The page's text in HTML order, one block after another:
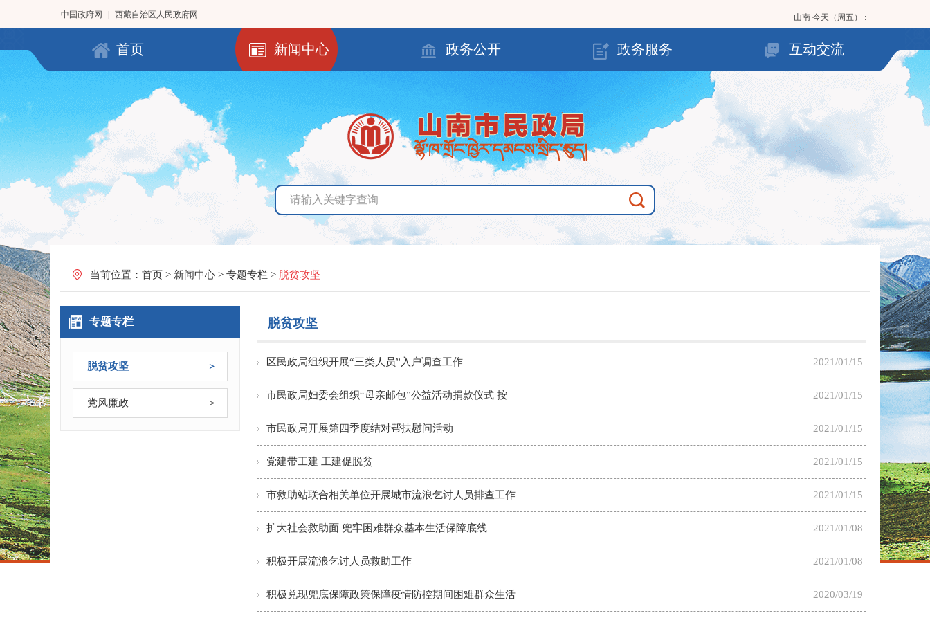
中国政府网 西藏自治区人民政府网 山南 今天（周五） :
首页 新闻中心 政务公开 政务服务 互动交流
当前位置： 首页 > 新闻中心 > 专题专栏 > 脱贫攻坚
专题专栏
脱贫攻坚
党风廉政
脱贫攻坚
区民政局组织开展“三类人员”入户调查工作 2021/01/15
市民政局妇委会组织“母亲邮包”公益活动捐款仪式 按 2021/01/15
市民政局开展第四季度结对帮扶慰问活动 2021/01/15
党建带工建 工建促脱贫 2021/01/15
市救助站联合相关单位开展城市流浪乞讨人员排查工作 2021/01/15
扩大社会救助面 兜牢困难群众基本生活保障底线 2021/01/08
积极开展流浪乞讨人员救助工作 2021/01/08
积极兑现兜底保障政策保障疫情防控期间困难群众生活 2020/03/19